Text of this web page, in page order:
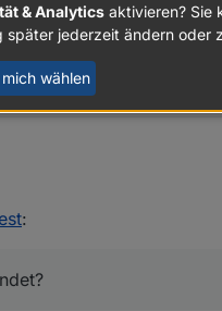
Habe den SMA-EM-
SB, als auch STP
Habe den SMA-EM-
:
& Analytics aktivieren? Sie
später jederzeit ändern oder
wählen